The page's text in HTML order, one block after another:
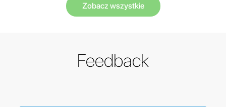
Zobacz wszystkie
Feedback